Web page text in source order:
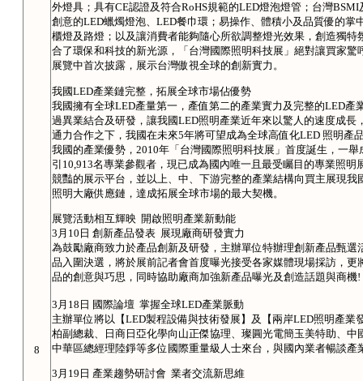
8
外燈具；具有CE認證及符合RoHS規範的LED燈泡燈管；台灣
創意的LED蠟燭燈泡、LED餐巾環；易操作、體積小及品質優的
櫃燈及路燈；以及讓消費者能夠隨心所欲調整燈光效果，創造獨
合了環保和科技的新光源，「台灣國際照明科技展」絕對讓買家
展覽中首次披露，展示台灣傲視全球的創新實力。
我國LED產業鏈完整，拓展全球市場佔優勢
我國擁有全球LED產量第一，產值第二的產業實力及完整的LED
過異業結合及研發，讓我國LED照明產業近年來以驚人的速度成
通力合作之下，我國在未來5年將可望成為全球高值化LED 照明產
我國的產業優勢，2010年「台灣國際照明科技展」首度誕生，一
引10,913名專業參觀者，現已成為國內唯一且最受矚目的專業照
競豔的展示平台，並以上、中、下游完整的產業結構向買主展現
照明大廠供應鏈，達成拓展全球市場的最大契機。
展覽活動相互輝映 開啟照明產業新動能
3月10日 創新產品發表 展現廠商研發實力
為鼓勵廠商致力於產品創新及研發，主辦單位特辦理創新產品甄
品入圍決選，將於展前記者會首度曝光接受各家媒體現場採訪，
品的創意與巧思，同時協助廠商加強新產品曝光及創造話題與商機!
3月18日 國際論壇 掌握全球LED產業脈動
主辦單位將以【LED製程設備與技術發展】及【兩岸LED照明產
柏副總裁、日商日亞化學向山正傑協理、璨圓光電簡玉美特助、
中華區總經理陸錚等多位國際重量級人士來台，與國內業者暢談產
3月19日 產業趨勢研討會 業者交流新思維